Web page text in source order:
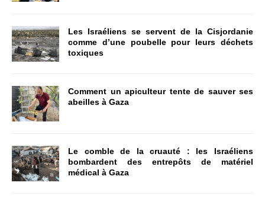
Les Israéliens se servent de la Cisjordanie
comme d’une poubelle pour leurs déchets
toxiques
Comment un apiculteur tente de sauver ses
abeilles à Gaza
Le comble de la cruauté : les Israéliens
bombardent des entrepôts de matériel
médical à Gaza